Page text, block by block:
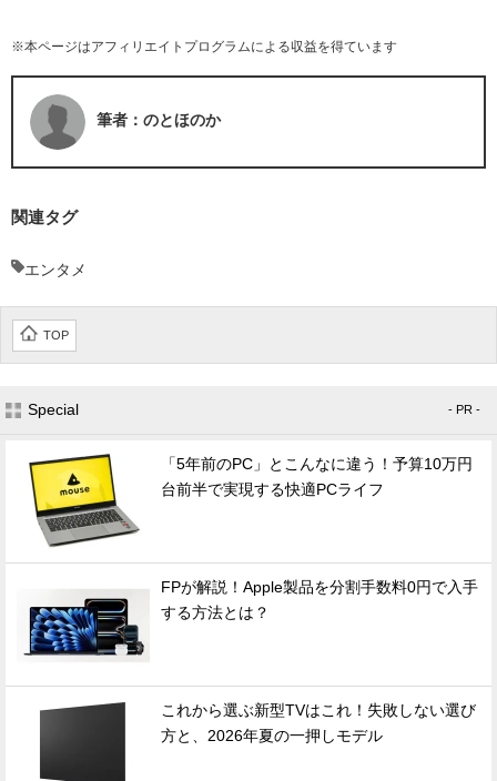
※本ページはアフィリエイトプログラムによる収益を得ています
筆者：のとほのか
関連タグ
エンタメ
TOP
Special - PR -
「5年前のPC」とこんなに違う！予算10万円
台前半で実現する快適PCライフ
FPが解説！Apple製品を分割手数料0円で入手
する方法とは？
これから選ぶ新型TVはこれ！失敗しない選び
方と、2026年夏の一押しモデル